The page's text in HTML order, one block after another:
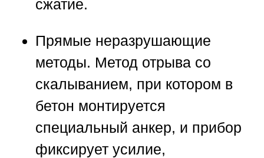
сжатие.
Прямые неразрушающие
методы. Метод отрыва со
скалыванием, при котором в
бетон монтируется
специальный анкер, и прибор
фиксирует усилие,